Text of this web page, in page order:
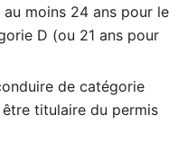
moins 24 ans pour le
D (ou 21 ans pour
de catégorie
titulaire du permis